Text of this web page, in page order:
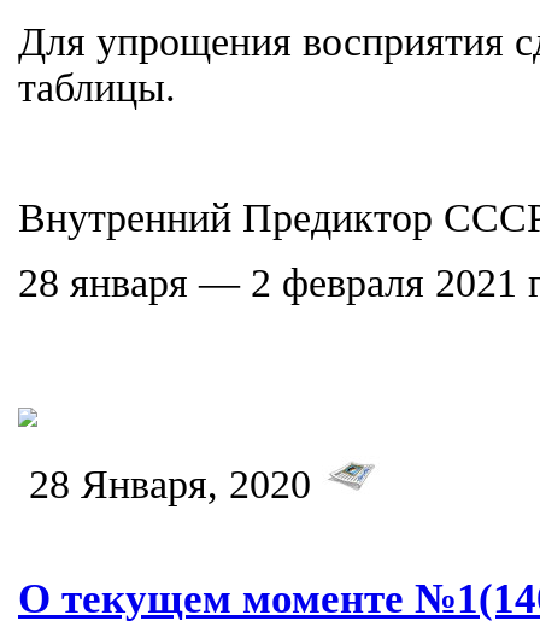
Для упрощения восприятия
таблицы.
Внутренний Предиктор
28 января — 2 февраля 2021
28 Января, 2020
О текущем моменте